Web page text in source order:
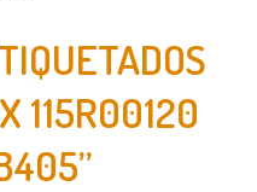
115R00120